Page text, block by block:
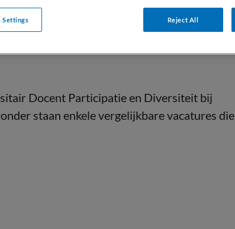
Docent Participatie en Diversiteit bij
staan enkele vergelijkbare vacatures die
Reject All
Settings